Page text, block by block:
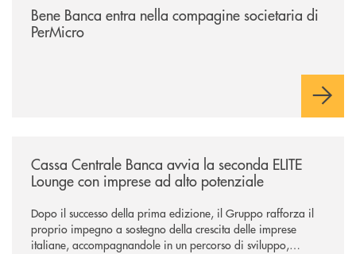
Bene Banca entra nella compagine societaria di
PerMicro
Cassa Centrale Banca avvia la seconda ELITE
Lounge con imprese ad alto potenziale
Dopo il successo della prima edizione, il Gruppo rafforza il
proprio impegno a sostegno della crescita delle imprese
italiane, accompagnandole in un percorso di sviluppo,